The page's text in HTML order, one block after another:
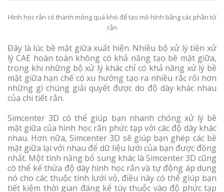
Hình học rắn có thành mỏng quá khó để tạo mô hình bằng các phần tử
rắn
Đây là lúc bề mặt giữa xuất hiện. Nhiều bộ xử lý tiền xử
lý CAE hoàn toàn không có khả năng tạo bề mặt giữa,
trong khi những bộ xử lý khác chỉ có khả năng xử lý bề
mặt giữa hạn chế có xu hướng tạo ra nhiều rắc rối hơn
những gì chúng giải quyết được do độ dày khác nhau
của chi tiết rắn.
Simcenter 3D có thể giúp bạn nhanh chóng xử lý bề
mặt giữa của hình học rắn phức tạp với các độ dày khác
nhau. Hơn nữa, Simcenter 3D sẽ giúp bạn ghép các bề
mặt giữa lại với nhau để dữ liệu lưới của bạn được đồng
nhất. Một tính năng bổ sung khác là Simcenter 3D cũng
có thể kế thừa độ dày hình học rắn và tự động áp dụng
nó cho các thuộc tính lưới vỏ, điều này có thể giúp bạn
tiết kiệm thời gian đáng kể tùy thuộc vào độ phức tạp